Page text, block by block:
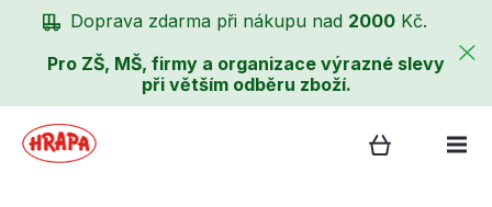
Doprava zdarma při nákupu nad 2000 Kč.
Pro ZŠ, MŠ, firmy a organizace výrazné slevy
při větším odběru zboží.